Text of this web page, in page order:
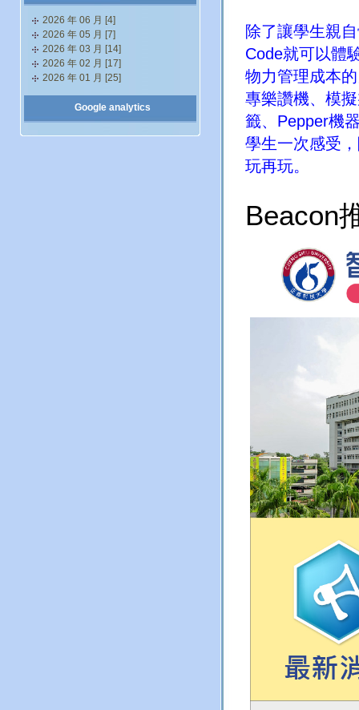
除了讓學生親
Code就可以體
物力管理成本
專樂讚機、模
籤、 Pepper機
學生一次感受
玩再玩。
Beacon
2026 年 06 月 [4]
2026 年 05 月 [7]
2026 年 03 月 [14]
2026 年 02 月 [17]
2026 年 01 月 [25]
Google analytics